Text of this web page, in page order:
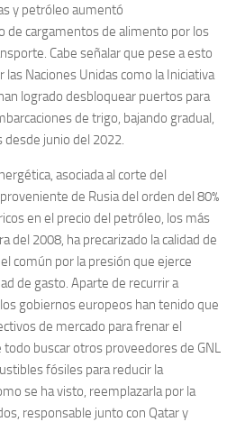
y petróleo aumentó
de cargamentos de alimento por los
Cabe señalar que pese a esto
Naciones Unidas como la Iniciativa
logrado desbloquear puertos para
de trigo, bajando gradual,
junio del 2022.
asociada al corte del
de Rusia del orden del 80%
en el precio del petróleo, los más
del 2008, ha precarizado la calidad de
común por la presión que ejerce
de gasto. Aparte de recurrir a
gobiernos europeos han tenido que
de mercado para frenar el
buscar otros proveedores de GNL
fósiles para reducir la
se ha visto, reemplazarla por la
responsable junto con Qatar y